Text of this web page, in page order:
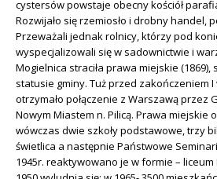
cystersów powstaje obecny kościół
Rozwijało się rzemiosło i drobny handel,
Przeważali jednak rolnicy, którzy pod
wyspecjalizowali się w sadownictwie i
Mogielnica straciła prawa miejskie (1869),
statusie gminy. Tuż przed zakończeniem
otrzymało połączenie z Warszawą przez
Nowym Miastem n. Pilicą. Prawa miejskie
wówczas dwie szkoły podstawowe, trzy
świetlica a następnie Państwowe
1945r. reaktywowano je w formie –